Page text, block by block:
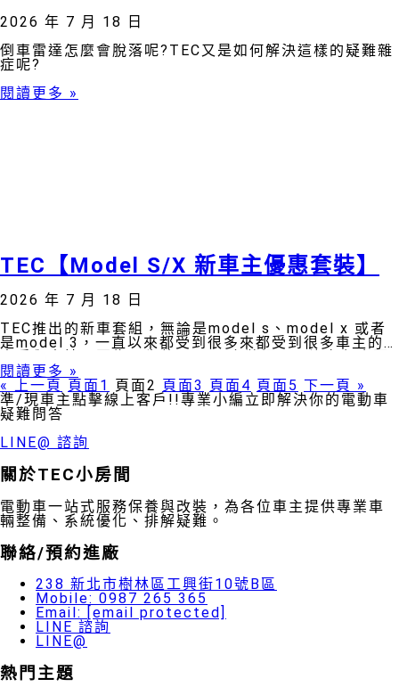
2026 年 7 月 18 日
倒車雷達怎麼會脫落呢?TEC又是如何解決這樣的疑難雜
症呢?
閱讀更多 »
TEC【Model S/X 新車主優惠套裝】
2026 年 7 月 18 日
TEC推出的新車套組，無論是model s、model x 或者
是model 3，一直以來都受到很多來都受到很多車主的
熱紙， m3套裝一推出的時候真
閱讀更多 »
« 上一頁
頁面 1 頁面2 頁面3 頁面 4 頁面 5 下一頁 »
準/現車主點擊線上客戶!!專業小編立即解決你的電動車
疑難問答
LINE@ 諮詢
關於TEC小房間
電動車一站式服務保養與改裝，為各位車主提供專業車
輛整備、系統優化、排解疑難。
聯絡/預約進廠
238 新北市樹林區工興街10號B區
Mobile: 0987 265 365
Email:
[email protected]
LINE 諮詢
LINE@
熱門主題